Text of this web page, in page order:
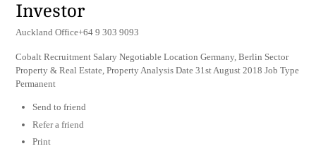
Investor
Auckland Office+64 9 303 9093
Cobalt Recruitment Salary Negotiable Location Germany, Berlin Sector
Property & Real Estate, Property Analysis Date 31st August 2018 Job Type
Permanent
Send to friend
Refer a friend
Print